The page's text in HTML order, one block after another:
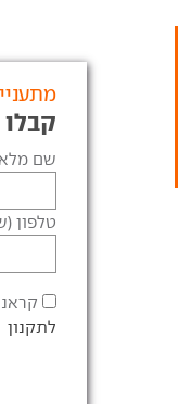
שם
טלפון
לתקנון